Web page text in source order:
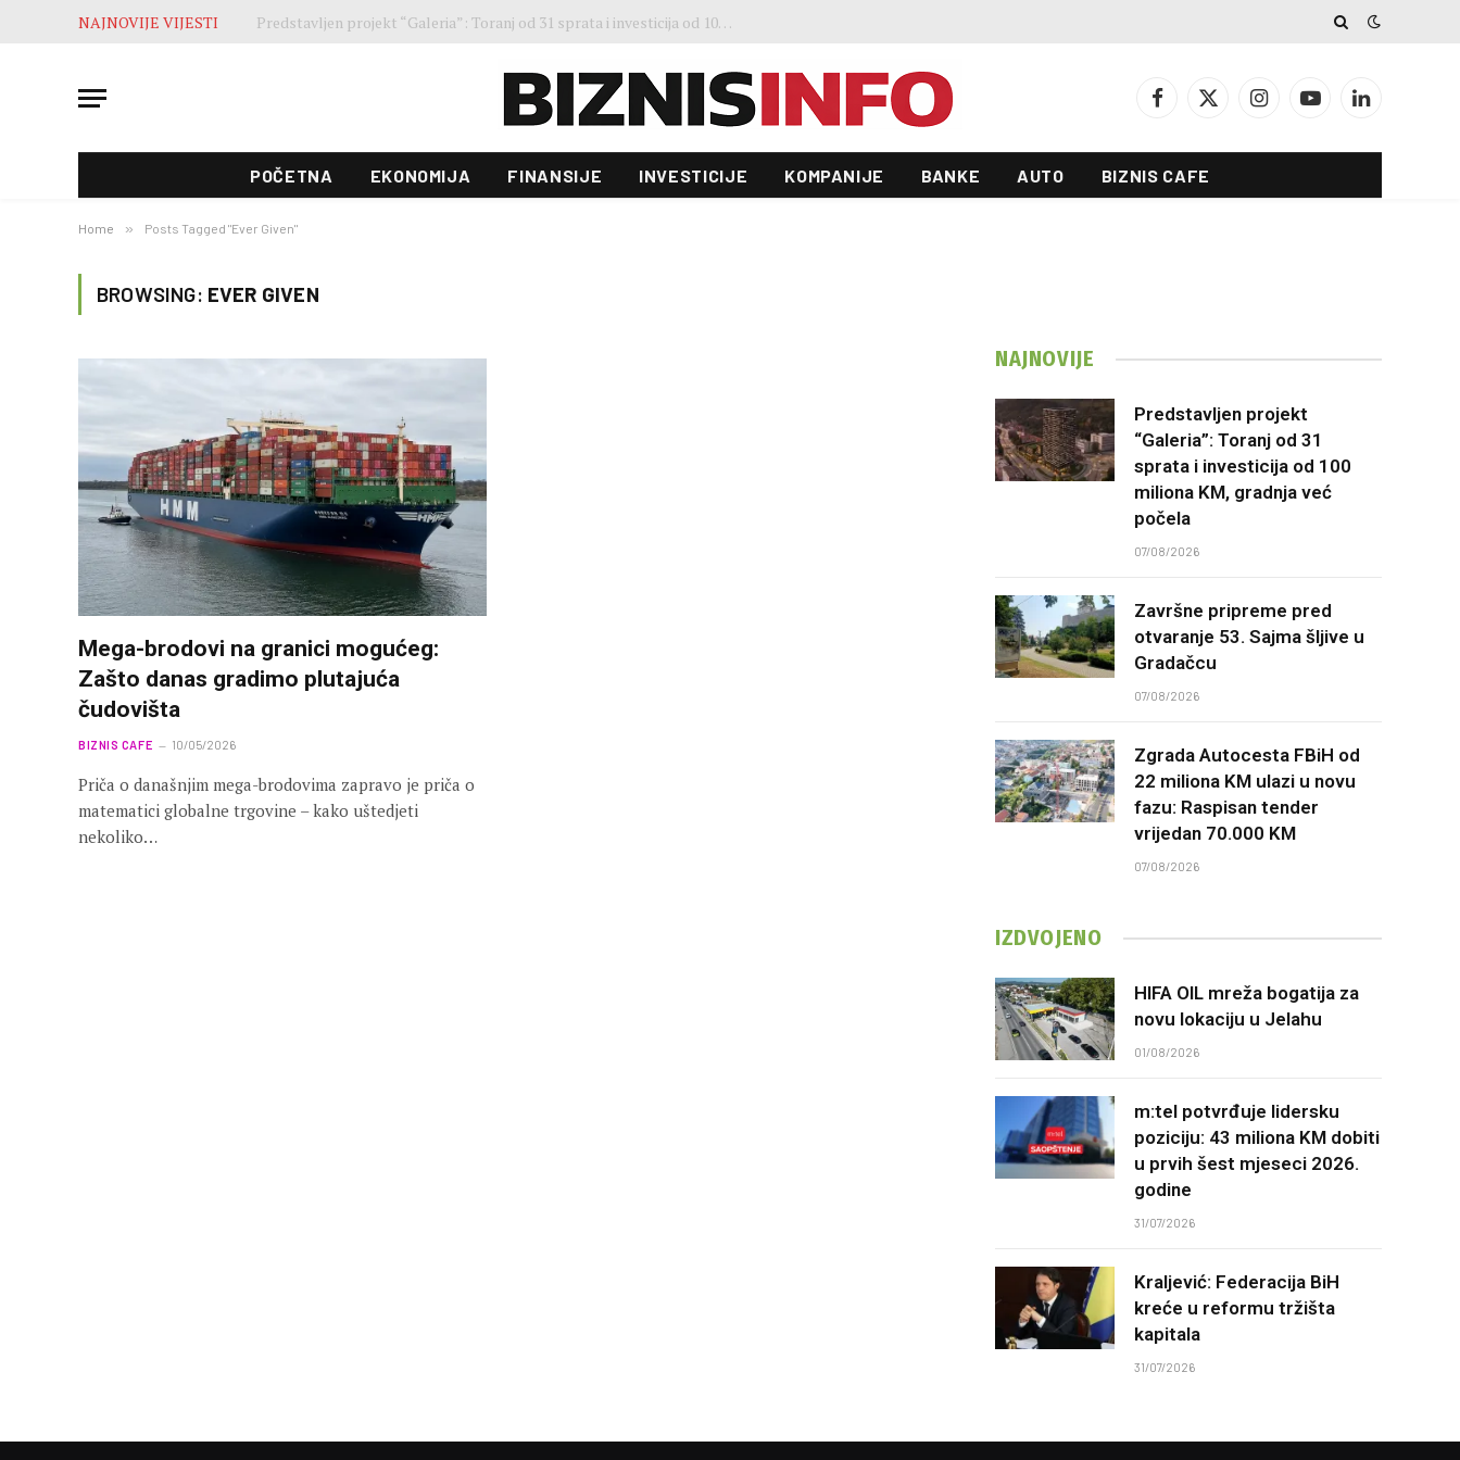
NAJNOVIJE VIJESTI Završne pripreme pred otvaranje 53. Sajma šljive u Gradačcu
Facebook
X
InstagramYouTubeLinkedIn
POČETNA EKONOMIJA FINANSIJE INVESTICIJE KOMPANIJE BANKE AUTO BIZNIS CAFE
Home » Posts Tagged "Ever Given"
BROWSING: EVER GIVEN
Mega-brodovi na granici mogućeg:
Zašto danas gradimo plutajuća
čudovišta
BIZNIS CAFE 10/05/2026
Priča o današnjim mega-brodovima zapravo je priča o
matematici globalne trgovine – kako uštedjeti
nekoliko…
NAJNOVIJE
Predstavljen projekt
“Galeria”: Toranj od 31
sprata i investicija od 100
miliona KM, gradnja već
počela
07/08/2026
Završne pripreme pred
otvaranje 53. Sajma šljive u
Gradačcu
07/08/2026
Zgrada Autocesta FBiH od
22 miliona KM ulazi u novu
fazu: Raspisan tender
vrijedan 70.000 KM
07/08/2026
IZDVOJENO
HIFA OIL mreža bogatija za
novu lokaciju u Jelahu
01/08/2026
m:tel potvrđuje lidersku
poziciju: 43 miliona KM dobiti
u prvih šest mjeseci 2026.
godine
31/07/2026
Kraljević: Federacija BiH
kreće u reformu tržišta
kapitala
31/07/2026